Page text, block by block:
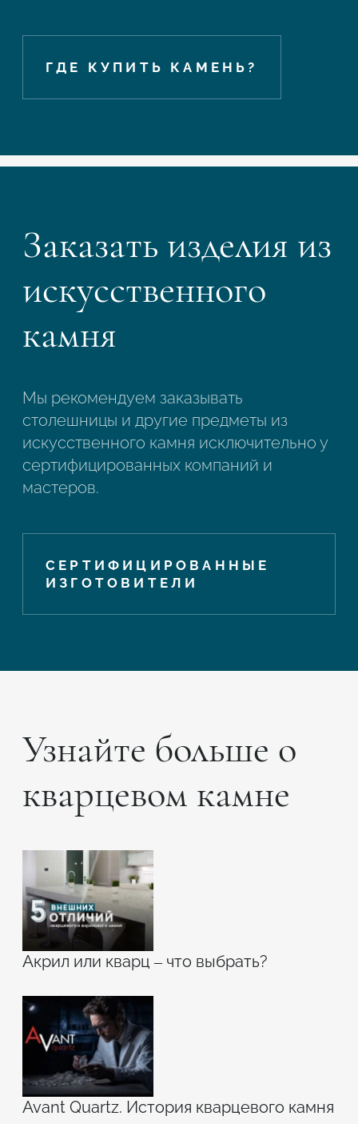
ГДЕ КУПИТЬ КАМЕНЬ?
Заказать изделия из
искусственного
камня
Мы рекомендуем заказывать
столешницы и другие предметы из
искусственного камня исключительно у
сертифицированных компаний и
мастеров.
СЕРТИФИЦИРОВАННЫЕ
ИЗГОТОВИТЕЛИ
Узнайте больше о
кварцевом камне
Акрил или кварц – что выбрать?
Avant Quartz. История кварцевого камня